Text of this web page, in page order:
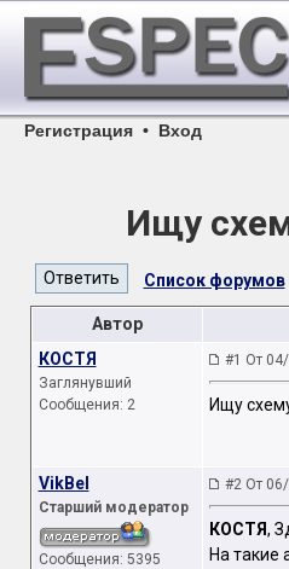
Регистрация • Вход
Ищу
Список форумов
Автор
КОСТЯ
Заглянувший
Сообщения: 2
#1 От
Ищу
VikBel
Старший модератор
Сообщения: 5395
#2 От
КОСТЯ,
На такие